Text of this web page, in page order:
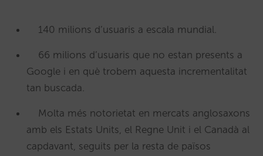
140 milions d’usuaris a escala mundial.
66 milions d’usuaris que no estan presents a
Google i en què trobem aquesta incrementalitat
tan buscada.
Molta més notorietat en mercats anglosaxons
amb els Estats Units, el Regne Unit i el Canadà al
capdavant, seguits per la resta de països